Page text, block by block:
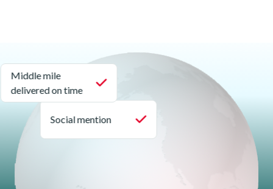
Social mention
Middle mile
delivered on time